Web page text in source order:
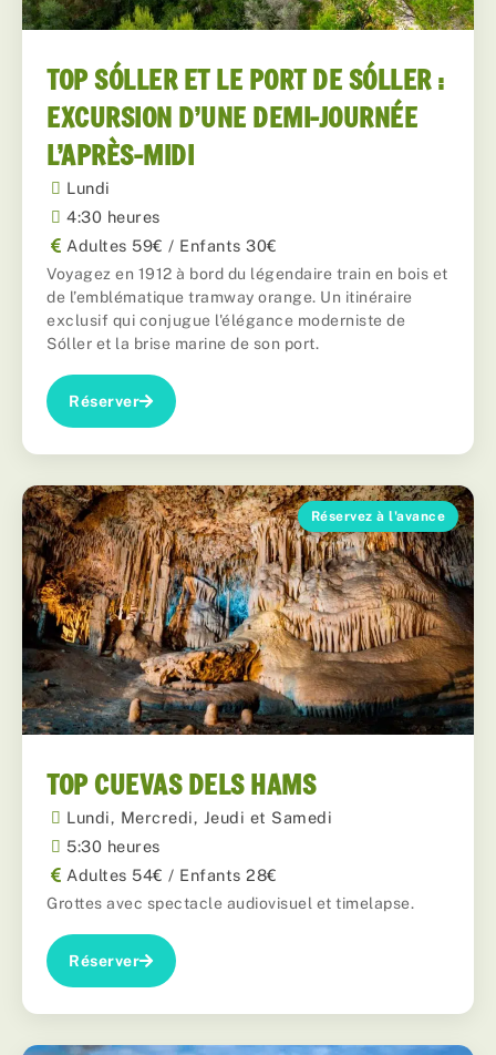
TOP SÓLLER ET LE PORT DE SÓLLER :
EXCURSION D’UNE DEMI-JOURNÉE
L’APRÈS-MIDI
Lundi
4:30 heures
Adultes 59€ / Enfants 30€
Voyagez en 1912 à bord du légendaire train en bois et
de l’emblématique tramway orange. Un itinéraire
exclusif qui conjugue l'élégance moderniste de
Sóller et la brise marine de son port.
Réserver
Réservez à l'avance
TOP CUEVAS DELS HAMS
Lundi, Mercredi, Jeudi et Samedi
5:30 heures
Adultes 54€ / Enfants 28€
Grottes avec spectacle audiovisuel et timelapse.
Réserver